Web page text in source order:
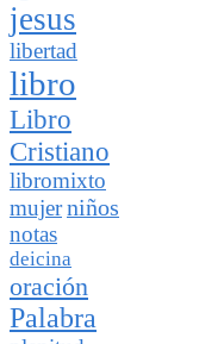
jesus
libertad
libro
Libro
Cristiano
libromixto
mujerniños
notas
deicina
oración
Palabra